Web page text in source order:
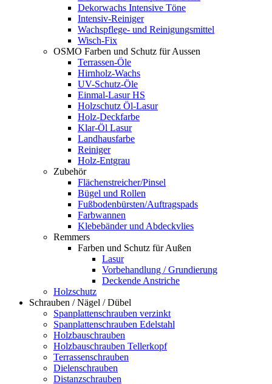
Dekorwachs Intensive Töne
Intensiv-Reiniger
Wachspflege- und Reinigungsmittel
Wisch-Fix
OSMO Farben und Schutz für Aussen
Terrassen-Öle
Hirnholz-Wachs
UV-Schutz-Öle
Einmal-Lasur HS
Holzschutz Öl-Lasur
Holz-Deckfarbe
Klar-Öl Lasur
Landhausfarbe
Reiniger
Holz-Entgrau
Zubehör
Flächenstreicher/Pinsel
Bügel und Rollen
Fußbodenbürsten/Auftragspads
Farbwannen
Klebebänder und Abdeckvlies
Remmers
Farben und Schutz für Außen
Lasur
Vorbehandlung / Grundierung
Deckende Anstriche
Holzschutz
Schrauben / Nägel / Dübel
Spanplattenschrauben verzinkt
Spanplattenschrauben Edelstahl
Holzbauschrauben
Holzbauschrauben Tellerkopf
Terrassenschrauben
Dielenschrauben
Distanzschrauben